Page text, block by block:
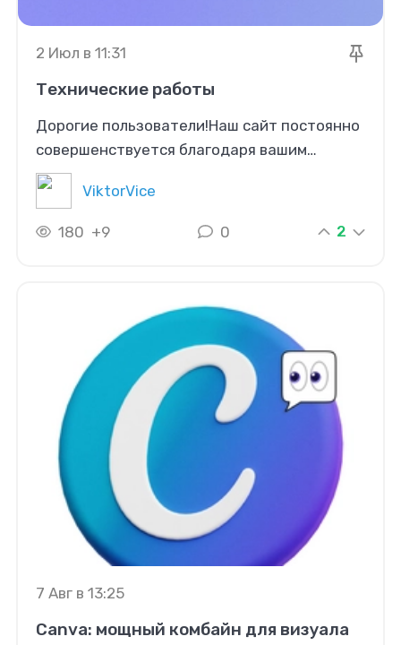
2 Июл в 11:31
Технические работы
Дорогие пользователи!Наш сайт постоянно
совершенствуется благодаря вашим
отзывам. Ваша обратная связь очень важна
для нас — она помогает выявлять ошибки и
делать сервис удобнее.Поделитесь своими
отзывам мы быстрее находим недочёты и
продолжаем совершенствовать
платформу.Спасибо, что помогаете нам
делать Ворк24 лучше!
ViktorVice
180 +9 0 2
7 Авг в 13:25
Canva: мощный комбайн для визуала